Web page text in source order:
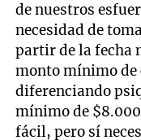
de nuestros
necesidad de
partir de la fecha
monto mínimo de
diferenciando
mínimo de
fácil, pero sí